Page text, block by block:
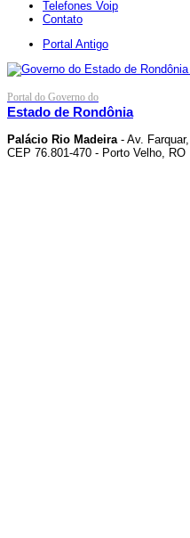
Telefones Voip
Contato
Portal Antigo
Portal do Governo do
Estado de Rondônia
Palácio Rio Madeira - Av.
CEP 76.801-470 - Porto Velho, RO